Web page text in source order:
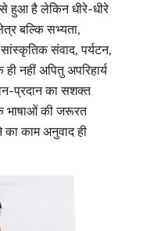
से हुआ है लेकिन धीरे-धीरे
बल्कि सभ्यता,
संवाद, पर्यटन,
नहीं अपितु अपरिहार्य
प्रदान का सशक्त
भाषाओं की जरूरत
काम अनुवाद ही